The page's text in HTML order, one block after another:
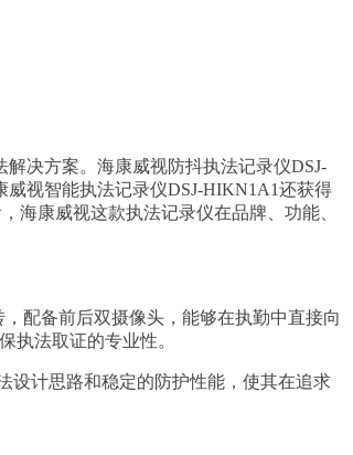
决方案。海康威视防抖执法记录仪DSJ-
视智能执法记录仪DSJ-HIKN1A1还获得
海康威视这款执法记录仪在品牌、功能、
配备前后双摄像头，能够在执勤中直接向
执法取证的专业性。
设计思路和稳定的防护性能，使其在追求